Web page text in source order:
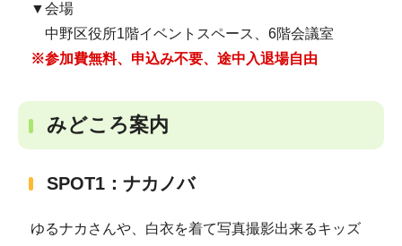
▼会場
中野区役所1階イベントスペース、6階会議室
※参加費無料、申込み不要、途中入退場自由
みどころ案内
SPOT1：ナカノバ
ゆるナカさんや、白衣を着て写真撮影出来るキッズ